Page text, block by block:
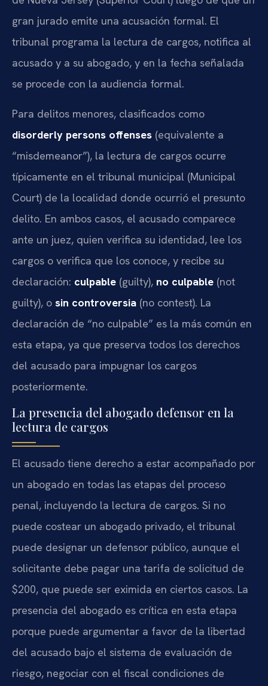
gran jurado emite una acusación formal. El
tribunal programa la lectura de cargos, notifica al
acusado y a su abogado, y en la fecha señalada
se procede con la audiencia formal.
Para delitos menores, clasificados como
disorderly persons offenses (equivalente a
“misdemeanor”), la lectura de cargos ocurre
típicamente en el tribunal municipal (Municipal
Court) de la localidad donde ocurrió el presunto
delito. En ambos casos, el acusado comparece
ante un juez, quien verifica su identidad, lee los
cargos o verifica que los conoce, y recibe su
declaración: culpable (guilty), no culpable (not
guilty), o sin controversia (no contest). La
declaración de “no culpable” es la más común en
esta etapa, ya que preserva todos los derechos
del acusado para impugnar los cargos
posteriormente.
La presencia del abogado defensor en la
lectura de cargos
El acusado tiene derecho a estar acompañado por
un abogado en todas las etapas del proceso
penal, incluyendo la lectura de cargos. Si no
puede costear un abogado privado, el tribunal
puede designar un defensor público, aunque el
solicitante debe pagar una tarifa de solicitud de
$200, que puede ser eximida en ciertos casos. La
presencia del abogado es crítica en esta etapa
porque puede argumentar a favor de la libertad
del acusado bajo el sistema de evaluación de
riesgo, negociar con el fiscal condiciones de